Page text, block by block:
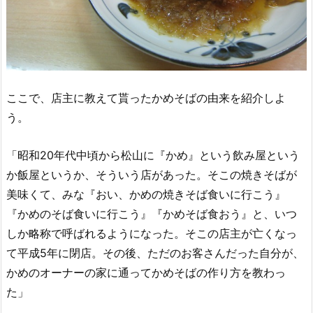
ここで、店主に教えて貰ったかめそばの由来を紹介しよ
う。
「昭和20年代中頃から松山に『かめ』という飲み屋という
か飯屋というか、そういう店があった。そこの焼きそばが
美味くて、みな『おい、かめの焼きそば食いに行こう』
『かめのそば食いに行こう』『かめそば食おう』と、いつ
しか略称で呼ばれるようになった。そこの店主が亡くなっ
て平成5年に閉店。その後、ただのお客さんだった自分が、
かめのオーナーの家に通ってかめそばの作り方を教わっ
た」